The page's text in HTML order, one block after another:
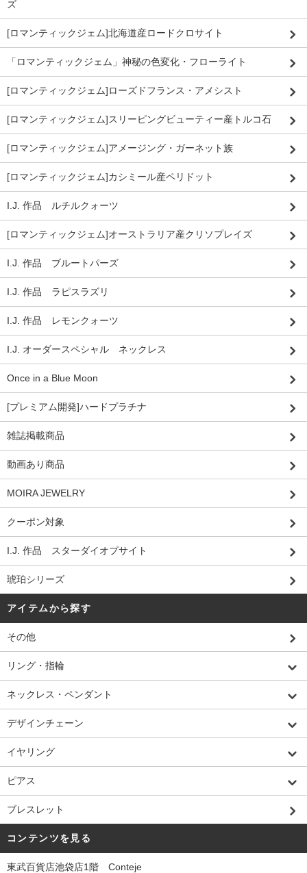
ズ
[ロマンティックジェム]北海道産ロードクロサイト
「ロマンティックジェム」神秘の色変化・フローライト
[ロマンティックジェム]ローズドフランス・アメシスト
[ロマンティックジェム]スリーピングビューティー産トルコ石
[ロマンティックジェム]アメージング・ガーネット族
[ロマンティックジェム]カシミール産ペリドット
I.J. 作品 ルチルクォーツ
[ロマンティックジェム]オーストラリア産クリソプレイズ
I.J. 作品 ブルートパーズ
I.J. 作品 ラピスラズリ
I.J. 作品 レモンクォーツ
I.J. オーダースペシャル ネックレス
Once in a Blue Moon
[プレミアム開発]ハードプラチナ
雑誌掲載商品
動画あり商品
MOIRA JEWELRY
クーポン対象
I.J. 作品 スターダイオプサイト
琥珀シリーズ
アイテムから探す
その他
リング・指輪
ネックレス・ペンダント
デザインチェーン
イヤリング
ピアス
ブレスレット
コンテンツを見る
東武百貨店池袋店1階 Conteje